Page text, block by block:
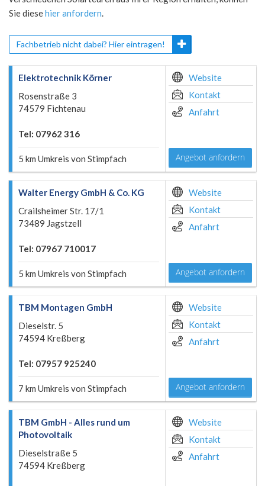
Sie diesehier anfordern.
Fachbetrieb nicht dabei? Hier eintragen!
Elektrotechnik Körner
Rosenstraße 3
74579 Fichtenau
Tel: 07962 316
5 km Umkreis von Stimpfach
Website
Kontakt
Anfahrt
Angebot anfordern
Walter Energy GmbH & Co. KG
Crailsheimer Str. 17/1
73489 Jagstzell
Tel: 07967 710017
5 km Umkreis von Stimpfach
Website
Kontakt
Anfahrt
Angebot anfordern
TBM Montagen GmbH
Dieselstr. 5
74594 Kreßberg
Tel: 07957 925240
7 km Umkreis von Stimpfach
Website
Kontakt
Anfahrt
Angebot anfordern
TBM GmbH - Alles rund um
Photovoltaik
Dieselstraße 5
74594 Kreßberg
Website
Kontakt
Anfahrt